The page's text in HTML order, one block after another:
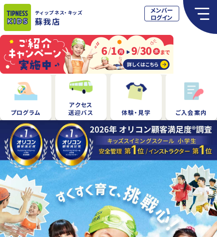
ティップネス・キッズ
蘇我店
メンバー
ログイン
プログラム
アクセス
送迎バス
体験・見学 ご入会案内